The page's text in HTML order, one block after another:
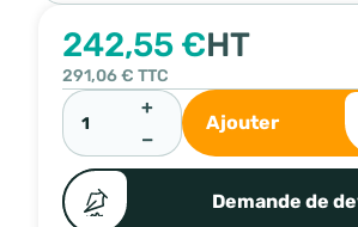
242,55 €HT
291,06 € TTC
+
−
Ajouter
Demande de